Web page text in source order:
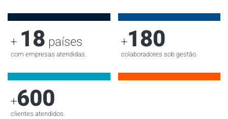
+ 18 países
com empresas atendidas.
+180
colaboradores sob gestão.
+600
clientes atendidos.